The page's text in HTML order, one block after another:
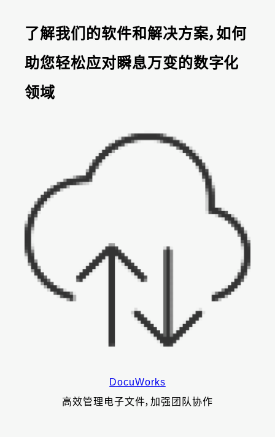
了解我们的软件和解决方案，如何
助您轻松应对瞬息万变的数字化
领域
DocuWorks
高效管理电子文件，加强团队协作